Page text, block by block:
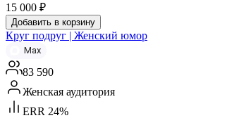
15 000 ₽
Добавить в корзину
Круг подруг | Женский юмор
Max
83 590
Женская аудитория
ERR 24%